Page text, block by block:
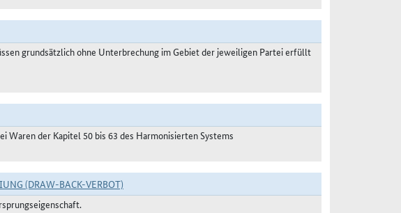
grundsätzlich ohne Unterbrechung im Gebiet der jeweiligen Partei erfüllt
Waren der Kapitel 50 bis 63 des Harmonisierten Systems
(DRAW-BACK-VERBOT)